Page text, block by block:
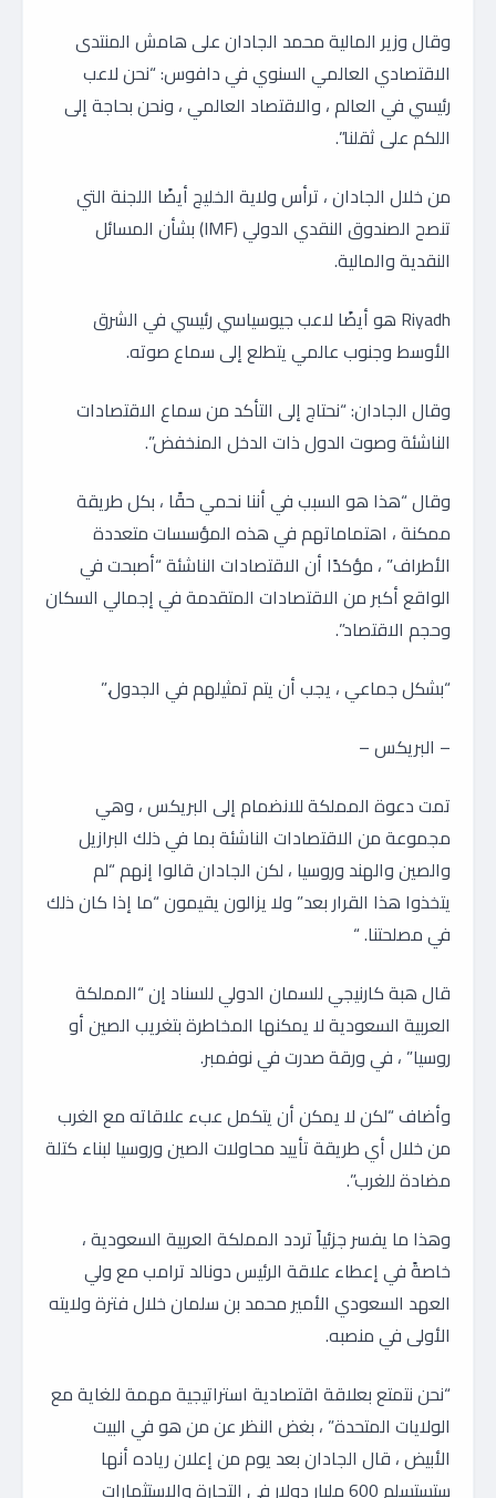
وقال وزير المالية محمد الجادان على هامش المنتدى
الاقتصادي العالمي السنوي في دافوس: “نحن لاعب
رئيسي في العالم ، والاقتصاد العالمي ، ونحن بحاجة إلى
اللكم على ثقلنا”.
من خلال الجادان ، ترأس ولاية الخليج أيضًا اللجنة التي
تنصح الصندوق النقدي الدولي (IMF) بشأن المسائل
النقدية والمالية.
Riyadh هو أيضًا لاعب جيوسياسي رئيسي في الشرق
الأوسط وجنوب عالمي يتطلع إلى سماع صوته.
وقال الجادان: “نحتاج إلى التأكد من سماع الاقتصادات
الناشئة وصوت الدول ذات الدخل المنخفض”.
وقال “هذا هو السبب في أننا نحمي حقًا ، بكل طريقة
ممكنة ، اهتماماتهم في هذه المؤسسات متعددة
الأطراف” ، مؤكدًا أن الاقتصادات الناشئة “أصبحت في
الواقع أكبر من الاقتصادات المتقدمة في إجمالي السكان
وحجم الاقتصاد”.
“بشكل جماعي ، يجب أن يتم تمثيلهم في الجدول.”
– البريكس –
تمت دعوة المملكة للانضمام إلى البريكس ، وهي
مجموعة من الاقتصادات الناشئة بما في ذلك البرازيل
والصين والهند وروسيا ، لكن الجادان قالوا إنهم “لم
يتخذوا هذا القرار بعد” ولا يزالون يقيمون “ما إذا كان ذلك
في مصلحتنا. “
قال هبة كارنيجي للسمان الدولي للسناد إن “المملكة
العربية السعودية لا يمكنها المخاطرة بتغريب الصين أو
روسيا” ، في ورقة صدرت في نوفمبر.
وأضاف “لكن لا يمكن أن يتكمل عبء علاقاته مع الغرب
من خلال أي طريقة تأييد محاولات الصين وروسيا لبناء كتلة
مضادة للغرب”.
وهذا ما يفسر جزئياً تردد المملكة العربية السعودية ،
خاصةً في إعطاء علاقة الرئيس دونالد ترامب مع ولي
العهد السعودي الأمير محمد بن سلمان خلال فترة ولايته
الأولى في منصبه.
“نحن نتمتع بعلاقة اقتصادية استراتيجية مهمة للغاية مع
الولايات المتحدة” ، بغض النظر عن من هو في البيت
الأبيض ، قال الجادان بعد يوم من إعلان رياده أنها
ستستسلم 600 مليار دولار في التجارة والاستثمارات